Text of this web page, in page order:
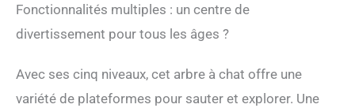
Poteaux à griffer et
planche recouverts de
enveloppés de cordes de
sisal naturelles, les
poteaux à griffer sont
Fonctionnalités multiples : un centre de
divertissement pour tous les âges ?
Avec ses cinq niveaux, cet arbre à chat offre une
variété de plateformes pour sauter et explorer. Une